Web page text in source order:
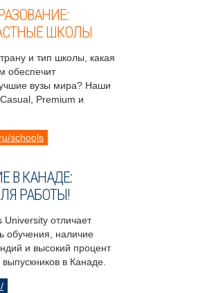
ШКОЛЫ
и тип школы, какая
обеспечит
вузы мира? Наши
Premium и
schools
В КАНАДЕ:
РАБОТЫ!
отличает
обучения, наличие
и высокий процент
выпускников в Канаде.